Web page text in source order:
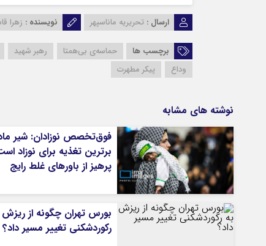
ارسال : تحریریه ماناسپهر نویسنده : زهرا
برچسب ها حماسه‌ی بی‌همتا رهبر شهید
وداع
پیکر مطهرت
نوشته های مشابه
فوق‌تخصص نوزادان: شیر
برترین تغذیه برای نوزاد
پرهیز از باورهای غلط رایج
بورس تهران چگونه از ریزش
رکوردشکنی تغییر مسیر داد؟